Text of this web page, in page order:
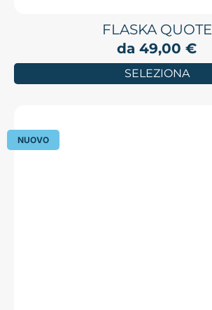
FLASKA QUOTE
da 49,00 €
SELEZIONA
NUOVO